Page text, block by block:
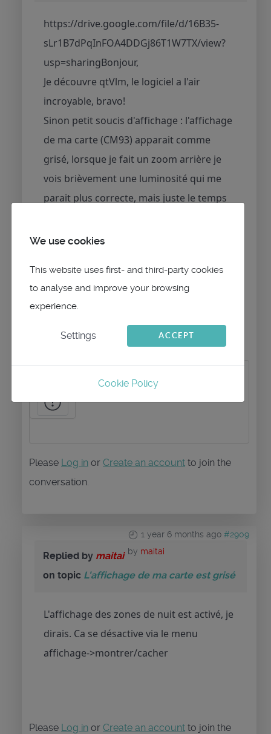
https://drive.google.com/file/d/16B35-
sLr1B7dPqInFOA4DDGj86T1W7TX/view?
usp=sharingBonjour,
Je découvre qtVlm, le logiciel a l'air
incroyable, bravo!
Sinon petit soucis d'affichage : l'affichage
de ma carte (CM93) apparait comme
grisé, lorsque je fait un zoom arrière je
vois brièvement une luminosité qui me
parait plus correcte, mais juste le temps
immédiatement.
pas de cas similaire.
D'avance merci pour votre aide!
Please Log in or Create an account to join the
conversation.
1 year 6 months ago #2909
by maitai
Replied by maitai
on topic L'affichage de ma carte est grisé
L'affichage des zones de nuit est activé, je
dirais. Ca se désactive via le menu
affichage->montrer/cacher
Please Log in or Create an account to join the
We use cookies
This website uses first- and third-party cookies
to analyse and improve your browsing
experience.
Settings ACCEPT
Cookie Policy